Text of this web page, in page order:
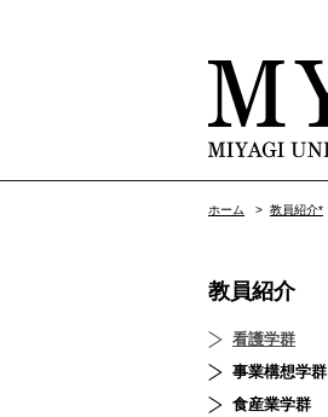
ホーム > 教員紹介*
教員紹介
看護学群
事業構想学群
食産業学群